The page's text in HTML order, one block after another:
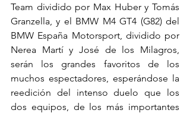
Team dividido por Max Huber y Tomás
Granzella, y el BMW M4 GT4 (G82) del
BMW España Motorsport, dividido por
Nerea Martí y José de los Milagros,
serán los grandes favoritos de los
muchos espectadores, esperándose la
reedición del intenso duelo que los
dos equipos, de los más importantes